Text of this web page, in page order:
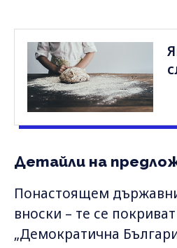
Детайли на
Понастоящем
вноски – те се
„Демократична